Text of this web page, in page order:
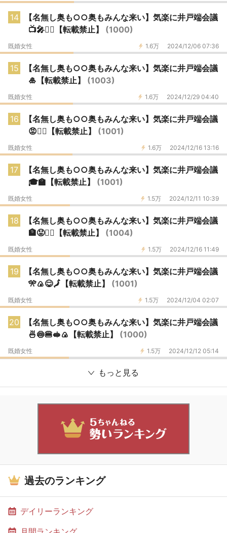
14
【名無し奥も○○奥もみんな来い】気楽に井戸端会議
📺🎤🤵‍♂️【転載禁止】 (1000)
1.6万 2024/12/06 07:36
既婚女性
15
【名無し奥も○○奥もみんな来い】気楽に井戸端会議
🎍【転載禁止】 (1003)
1.6万 2024/12/29 04:40
既婚女性
16
【名無し奥も○○奥もみんな来い】気楽に井戸端会議
😡🙇‍♂️【転載禁止】 (1001)
1.6万 2024/12/16 13:16
既婚女性
17
【名無し奥も○○奥もみんな来い】気楽に井戸端会議
🎓🏫【転載禁止】 (1001)
1.5万 2024/12/11 10:39
既婚女性
18
【名無し奥も○○奥もみんな来い】気楽に井戸端会議
🏦😡🙇‍♂️【転載禁止】 (1004)
1.5万 2024/12/16 11:49
既婚女性
19
【名無し奥も○○奥もみんな来い】気楽に井戸端会議
🎌🍙😋🗾【転載禁止】 (1001)
1.5万 2024/12/04 02:07
既婚女性
20
【名無し奥も○○奥もみんな来い】気楽に井戸端会議
🍜🍥🍔🥪🍙【転載禁止】 (1000)
1.5万 2024/12/12 05:14
既婚女性
もっと見る
過去のランキング
デイリーランキング